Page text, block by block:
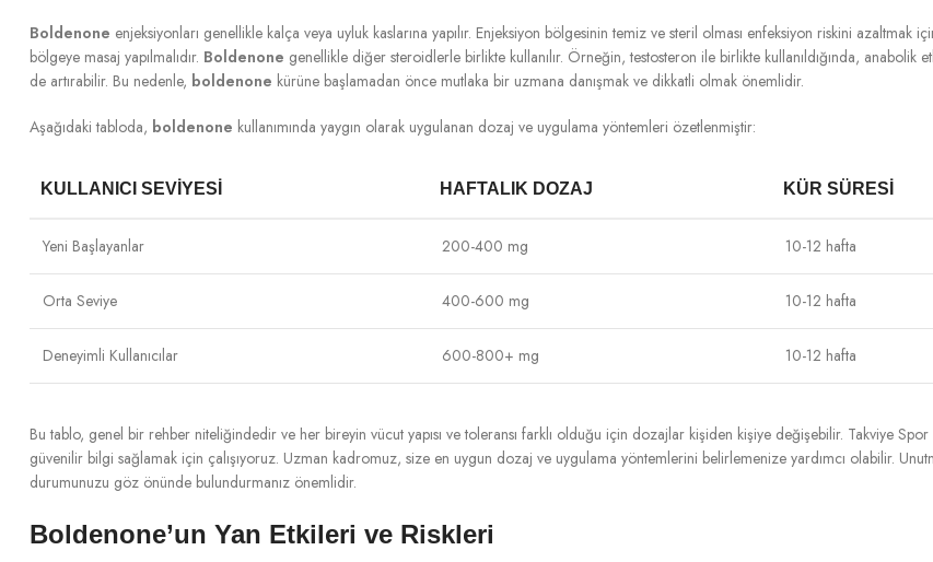
Boldenone enjeksiyonları genellikle kalça veya uyluk kaslarına yapılır. Enjeksiyon bölgesinin temiz ve steril olması enfeksiyon riskini azaltmak
bölgeye masaj yapılmalıdır. Boldenone genellikle diğer steroidlerle birlikte kullanılır. Örneğin, testosteron ile birlikte kullanıldığında,
de artırabilir. Bu nedenle, boldenone kürüne başlamadan önce mutlaka bir uzmana danışmak ve dikkatli olmak önemlidir.
Aşağıdaki tabloda, boldenone kullanımında yaygın olarak uygulanan dozaj ve uygulama yöntemleri özetlenmiştir:
KULLANICI SEVIYESI HAFTALIK DOZAJ KÜR SÜRESI
Yeni Başlayanlar 200-400 mg 10-12 hafta
Orta Seviye 400-600 mg 10-12 hafta
Deneyimli Kullanıcılar 600-800+ mg 10-12 hafta
Bu tablo, genel bir rehber niteliğindedir ve her bireyin vücut yapısı ve toleransı farklı olduğu için dozajlar kişiden kişiye değişebilir. Takviye
güvenilir bilgi sağlamak için çalışıyoruz. Uzman kadromuz, size en uygun dozaj ve uygulama yöntemlerini belirlemenize yardımcı olabilir.
durumunuzu göz önünde bulundurmanız önemlidir.
Boldenone’un Yan Etkileri ve Riskleri